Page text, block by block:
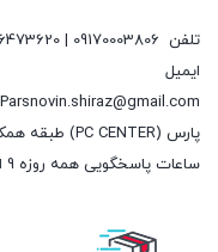
تلفن 09170003806 | 07136473620
ایمیل
پارس (PC CENTER) طبقه همکف واحد 109| فروشگاه پارس نوین
ساعات پاسخگویی همه روزه 9 الی 21